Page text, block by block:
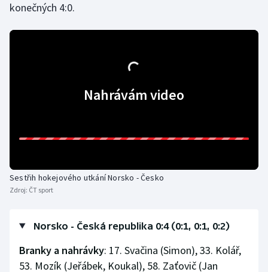
Stolní tenis
konečných 4:0.
Nahrávám video
Sestřih hokejového utkání Norsko - Česko
Zdroj: ČT sport
Norsko - Česká republika 0:4 (0:1, 0:1, 0:2)
Branky a nahrávky: 17. Svačina (Simon), 33. Kolář,
53. Mozík (Jeřábek, Koukal), 58. Zaťovič (Jan